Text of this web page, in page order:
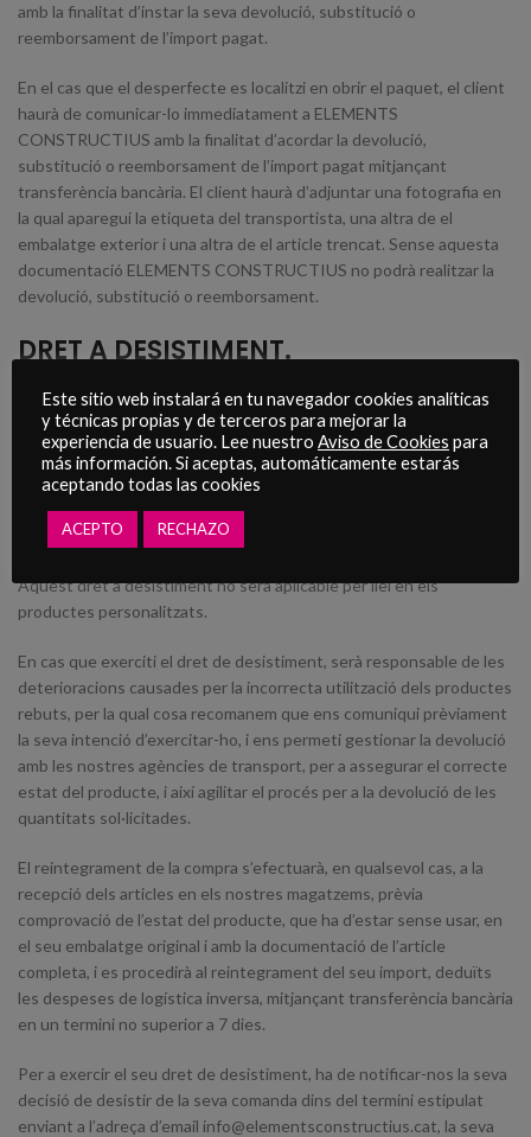
amb la finalitat d’instar la seva devolució, substitució o
reemborsament de l’import pagat.
En el cas que el desperfecte es localitzi en obrir el paquet, el client
haurà de comunicar-lo immediatament a ELEMENTS
CONSTRUCTIUS amb la finalitat d’acordar la devolució,
substitució o reemborsament de l’import pagat mitjançant
transferència bancària. El client haurà d’adjuntar una fotografia en
la qual aparegui la etiqueta del transportista, una altra de el
embalatge exterior i una altra de el article trencat. Sense aquesta
documentació ELEMENTS CONSTRUCTIUS no podrà realitzar la
devolució, substitució o reemborsament.
DRET A DESISTIMENT.
Com a comprador disposa del dret de retornar-lo dins d’un termini
legal, sense haver d’al·legar ni donar cap explicació sobre aquest
tema, sense penalització, i al reemborsament de les quantitats
abonades. El termini establert per a exercitar aquest dret, és de 14
dies naturals a comptar des del dia en què es comuniqui el seu
desig de retornar la comanda.
Aquest dret a desistiment no serà aplicable per llei en els
productes personalitzats.
En cas que exerciti el dret de desistiment, serà responsable de les
deterioracions causades per la incorrecta utilització dels productes
rebuts, per la qual cosa recomanem que ens comuniqui prèviament
la seva intenció d’exercitar-ho, i ens permeti gestionar la devolució
amb les nostres agències de transport, per a assegurar el correcte
estat del producte, i així agilitar el procés per a la devolució de les
quantitats sol·licitades.
El reintegrament de la compra s’efectuarà, en qualsevol cas, a la
recepció dels articles en els nostres magatzems, prèvia
comprovació de l’estat del producte, que ha d’estar sense usar, en
el seu embalatge original i amb la documentació de l’article
completa, i es procedirà al reintegrament del seu import, deduïts
les despeses de logística inversa, mitjançant transferència bancària
en un termini no superior a 7 dies.
Per a exercir el seu dret de desistiment, ha de notificar-nos la seva
decisió de desistir de la seva comanda dins del termini estipulat
enviant a l’adreça d’email info@elementsconstructius.cat, la seva
Este sitio web instalará en tu navegador cookies analíticas
y técnicas propias y de terceros para mejorar la
experiencia de usuario. Lee nuestro Aviso de Cookies para
más información. Si aceptas, automáticamente estarás
aceptando todas las cookies
ACEPTO RECHAZO